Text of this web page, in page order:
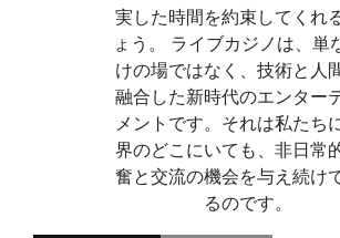
実した時間を約束してくれ
ょう。 ライブカジノは、単
けの場ではなく、技術と人
融合した新時代のエンター
メントです。それは私たち
界のどこにいても、非日常
奮と交流の機会を与え続け
るのです。